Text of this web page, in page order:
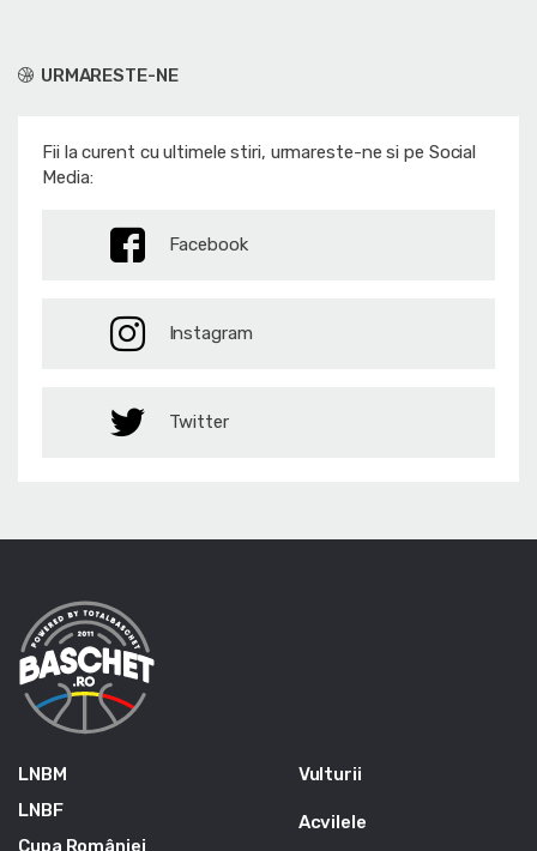
URMARESTE-NE
Fii la curent cu ultimele stiri, urmareste-ne si pe Social
Media:
Facebook
Instagram
Twitter
LNBM
LNBF
Cupa României
Vulturii
Acvilele